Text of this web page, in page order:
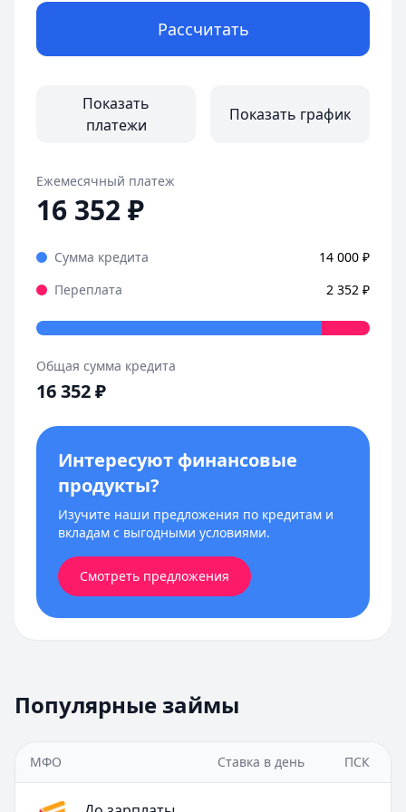
Рассчитать
Показать
платежи
Показать график
Ежемесячный платеж
16 352₽
Сумма кредита 14 000 ₽
Переплата
2 352 ₽
Общая сумма кредита
16 352₽
Интересуют финансовые
продукты?
Изучите наши предложения по кредитам и
вкладам с выгодными условиями.
Смотреть предложения
Популярные займы
МФО Ставка в день ПСК